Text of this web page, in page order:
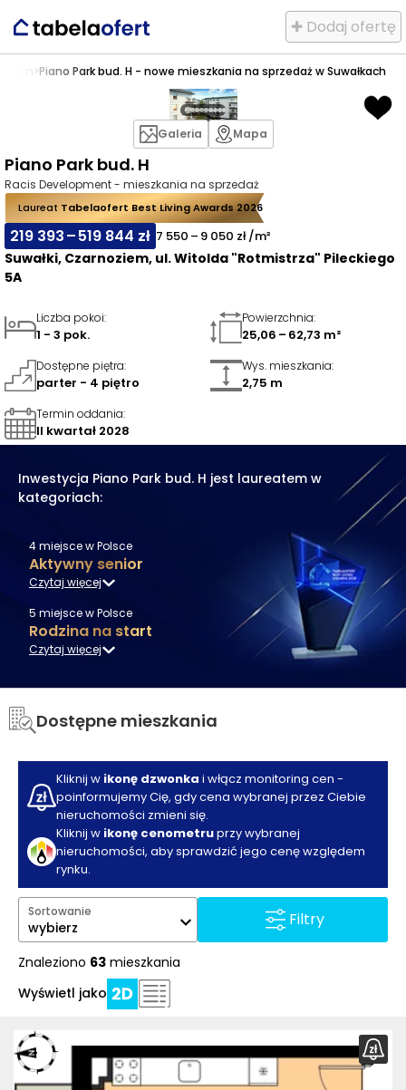
✚ Dodaj ofertę
>Piano Park bud. H - nowe mieszkania na sprzedaż w Suwałkach
Piano Park bud. H
Racis Development - mieszkania na sprzedaż
Laureat Tabelaofert Best Living Awards 2026
219 393 – 519 844 zł 7 550 – 9 050 zł /m²
Suwałki, Czarnoziem, ul. Witolda "Rotmistrza" Pileckiego
5A
Galeria Mapa
Liczba pokoi:
1 - 3 pok.
Powierzchnia:
25,06 – 62,73 m²
Dostępne piętra:
parter - 4 piętro
Wys. mieszkania:
2,75 m
Termin oddania:
II kwartał 2028
Inwestycja Piano Park bud. H jest laureatem w
kategoriach:
4miejscew Polsce
Aktywny senior
Czytaj więcej
5 miejscew Polsce
Rodzina na start
Czytaj więcej
Dostępne mieszkania
Kliknij w ikonę dzwonka i włącz monitoring cen -
poinformujemy Cię, gdy cena wybranej przez Ciebie
nieruchomości zmieni się.
Kliknij w ikonę cenometruprzy wybranej
nieruchomości, aby sprawdzić jego cenę względem
rynku.
Filtry
Sortowanie
wybierz
Znaleziono 63 mieszkania
Wyświetl jako